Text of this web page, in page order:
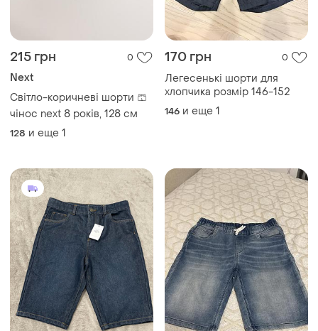
215 грн 0
Next
Світло-коричневі шорти 🩳
чінос next 8 років, 128 см
128 и еще 1
170 грн 0
Легесенькі шорти для
хлопчика розмір 146-152
146 и еще 1